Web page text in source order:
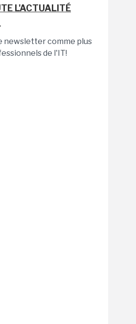
L'ACTUALITÉ
newsletter comme plus
de l'IT!